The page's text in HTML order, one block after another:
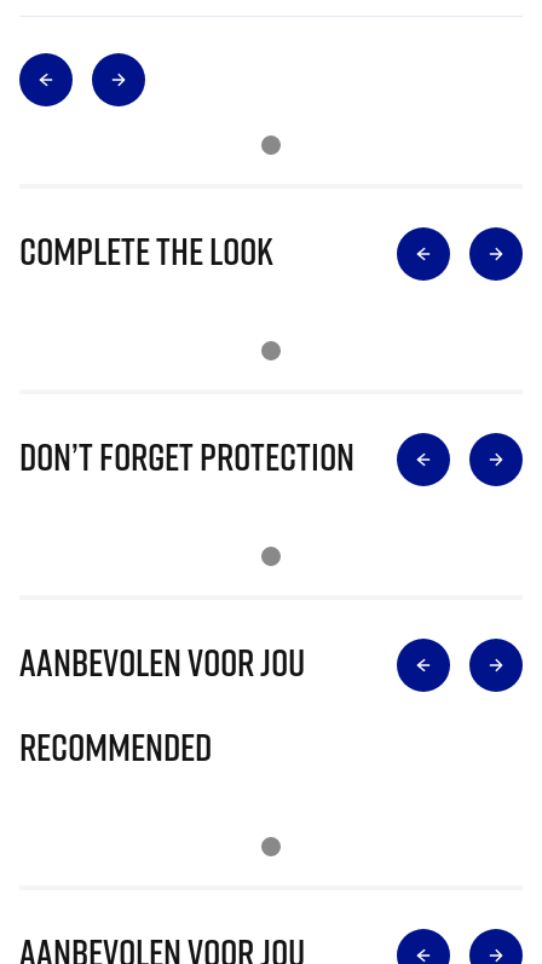
Complete The Look
Don’t Forget Protection
Aanbevolen voor jou
Recommended
Aanbevolen voor jou